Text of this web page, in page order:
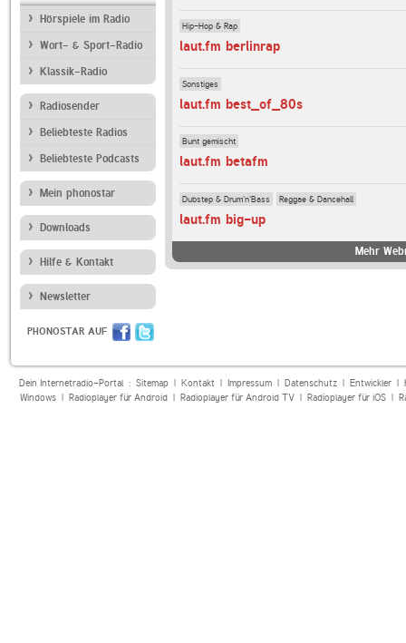
Hörspiele im Radio
Wort- & Sport-Radio
Klassik-Radio
Radiosender
Beliebteste Radios
Beliebteste Podcasts
Mein phonostar
Downloads
Hilfe & Kontakt
Newsletter
PHONOSTAR AUF
Hip-Hop & Rap
laut.fm berlinrap
Sonstiges
laut.fm best_of_80s
Bunt gemischt
laut.fm betafm
Dubstep & Drum'n'Bass Reggae & Dancehall
laut.fm big-up
Mehr
Dein Internetradio-Portal : Sitemap| Kontakt| Impressum| Datenschutz| Entwickler|
Windows| Radioplayer für Android| Radioplayer für Android TV| Radioplayer für iOS|